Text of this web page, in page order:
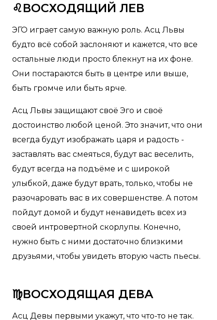
♌ВОСХОДЯЩИЙ ЛЕВ
ЭГО играет самую важную роль. Асц Львы
будто всё собой заслоняют и кажется, что все
остальные люди просто блекнут на их фоне.
Они постараются быть в центре или выше,
быть громче или быть ярче.
Асц Львы защищают своё Эго и своё
достоинство любой ценой. Это значит, что они
всегда будут изображать царя и радость -
заставлять вас смеяться, будут вас веселить,
будут всегда на подъёме и с широкой
улыбкой, даже будут врать, только, чтобы не
разочаровать вас в их совершенстве. А потом
пойдут домой и будут ненавидеть всех из
своей интровертной скорлупы. Конечно,
нужно быть с ними достаточно близкими
друзьями, чтобы увидеть вторую часть пьесы.
♍ВОСХОДЯЩАЯ ДЕВА
Асц Девы первыми укажут, что что-то не так.